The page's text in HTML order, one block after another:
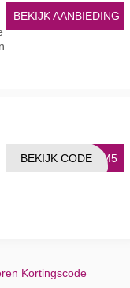
BEKIJK AANBIEDING
VIM5
BEKIJK CODE
Kortingscode